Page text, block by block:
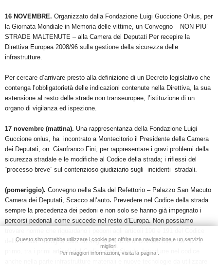
16 NOVEMBRE. Organizzato dalla Fondazione Luigi Guccione Onlus, per
la Giornata Mondiale in Memoria delle vittime, un Convegno – NON PIU’
STRADE MALTENUTE – alla Camera dei Deputati Per recepire la
Direttiva Europea 2008/96 sulla gestione della sicurezza delle
infrastrutture.
Per cercare d’arrivare presto alla definizione di un Decreto legislativo che
contenga l’obbligatorietà delle indicazioni contenute nella Direttiva, la sua
estensione al resto delle strade non transeuropee, l’istituzione di un
organo di vigilanza ed ispezione.
17 novembre (mattina). Una rappresentanza della Fondazione Luigi
Guccione onlus, ha incontrato a Montecitorio il Presidente della Camera
dei Deputati, on. Gianfranco Fini, per rappresentare i gravi problemi della
sicurezza stradale e le modifiche al Codice della strada; i riflessi del
“processo breve” sul contenzioso giudiziario sugli incidenti stradali.
(pomeriggio). Convegno nella Sala del Refettorio – Palazzo San Macuto
Camera dei Deputati, Scacco all’auto. Prevedere nel Codice della strada
sempre la precedenza dei pedoni e non solo se hanno già impegnato i
percorsi pedonali come succede nel resto d’Europa. Non possiamo
della strada. Bisogna dare un segnale anche di collocazione: se non il
primo, tra i primi articoli del Codice della Strada. Introdurre nel codice
Questo sito potrebbe utilizzare i cookie per offrire una navigazione e un servizio
migliori.
Per maggiori informazioni, visita la pagina .